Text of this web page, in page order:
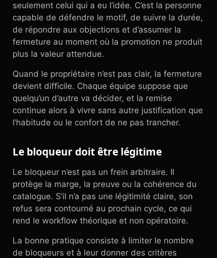
seulement celui qui a eu l’idée. C’est la personne
capable de défendre le motif, de suivre la durée,
de répondre aux objections et d’assumer la
fermeture au moment où la promotion ne produit
plus la valeur attendue.
Quand le propriétaire n’est pas clair, la fermeture
devient difficile. Chaque équipe suppose que
quelqu’un d’autre va décider, et la remise
continue alors à vivre sans autre justification que
l’habitude ou le confort de ne pas trancher.
Le bloqueur doit être légitime
Le bloqueur n’est pas un frein arbitraire. Il
protège la marge, la preuve ou la cohérence du
catalogue. S’il n’a pas une légitimité claire, son
refus sera contourné au prochain cycle, ce qui
rend le workflow théorique et non opératoire.
La bonne pratique consiste à limiter le nombre
de bloqueurs et à leur donner des critères